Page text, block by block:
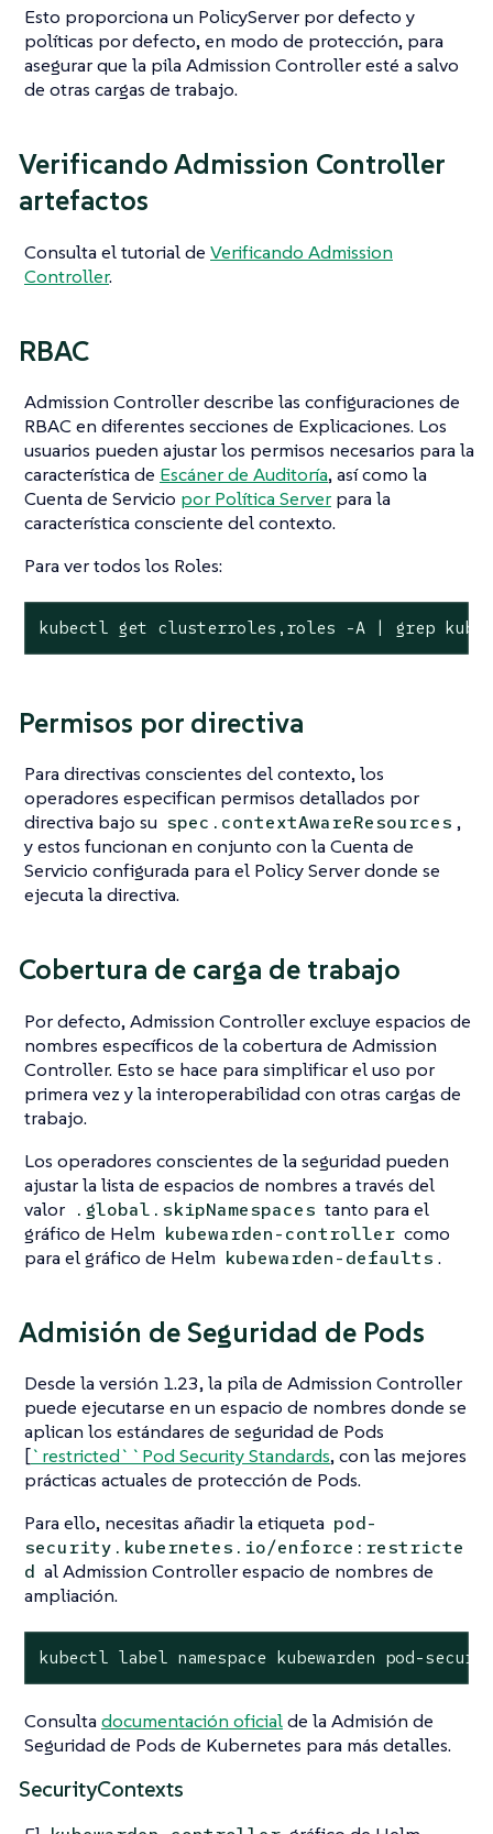
Esto proporciona un PolicyServer por defecto y
políticas por defecto, en modo de protección, para
asegurar que la pila Admission Controller esté a salvo
de otras cargas de trabajo.
Verificando Admission Controller
artefactos
Consulta el tutorial de Verificando Admission
Controller.
RBAC
Admission Controller describe las configuraciones de
RBAC en diferentes secciones de Explicaciones. Los
usuarios pueden ajustar los permisos necesarios para la
característica de Escáner de Auditoría, así como la
Cuenta de Servicio por Política Server para la
característica consciente del contexto.
Para ver todos los Roles:
kubectl get clusterroles,roles -A | grep
Permisos por directiva
Para directivas conscientes del contexto, los
operadores especifican permisos detallados por
directiva bajo su spec.contextAwareResources ,
y estos funcionan en conjunto con la Cuenta de
Servicio configurada para el Policy Server donde se
ejecuta la directiva.
Cobertura de carga de trabajo
Por defecto, Admission Controller excluye espacios de
nombres específicos de la cobertura de Admission
Controller. Esto se hace para simplificar el uso por
primera vez y la interoperabilidad con otras cargas de
trabajo.
Los operadores conscientes de la seguridad pueden
ajustar la lista de espacios de nombres a través del
valor .global.skipNamespaces tanto para el
gráfico de Helm kubewarden-controller como
para el gráfico de Helm kubewarden-defaults .
Admisión de Seguridad de Pods
Desde la versión 1.23, la pila de Admission Controller
puede ejecutarse en un espacio de nombres donde se
aplican los estándares de seguridad de Pods
[`restricted``Pod Security Standards, con las mejores
prácticas actuales de protección de Pods.
Para ello, necesitas añadir la etiqueta pod-
security.kubernetes.io/enforce:restricte
d al Admission Controller espacio de nombres de
ampliación.
kubectl label namespace kubewarden pod-
Consulta documentación oficialde la Admisión de
Seguridad de Pods de Kubernetes para más detalles.
SecurityContexts